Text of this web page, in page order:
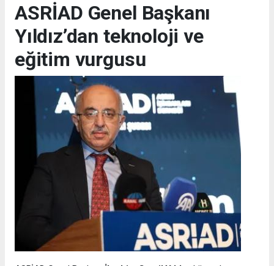
ASRİAD Genel Başkanı
Yıldız’dan teknoloji ve
eğitim vurgusu